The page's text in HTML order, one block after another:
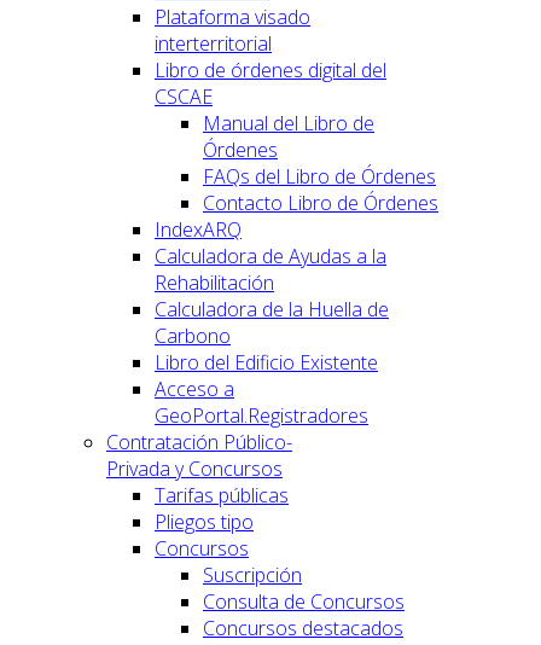
Plataforma visado
interterritorial
Libro de órdenes digital del
CSCAE
Manual del Libro de
Órdenes
FAQs del Libro de Órdenes
Contacto Libro de Órdenes
IndexARQ
Calculadora de Ayudas a la
Rehabilitación
Calculadora de la Huella de
Carbono
Libro del Edificio Existente
Acceso a
GeoPortal.Registradores
Contratación Público-
Privada y Concursos
Tarifas públicas
Pliegos tipo
Concursos
Suscripción
Consulta de Concursos
Concursos destacados